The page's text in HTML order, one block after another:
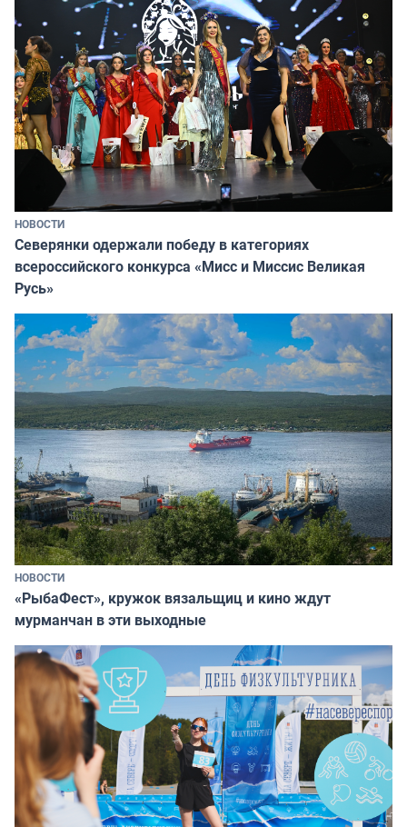
НОВОСТИ
Северянки одержали победу в категориях
всероссийского конкурса «Мисс и Миссис Великая
Русь»
НОВОСТИ
«РыбаФест», кружок вязальщиц и кино ждут
мурманчан в эти выходные